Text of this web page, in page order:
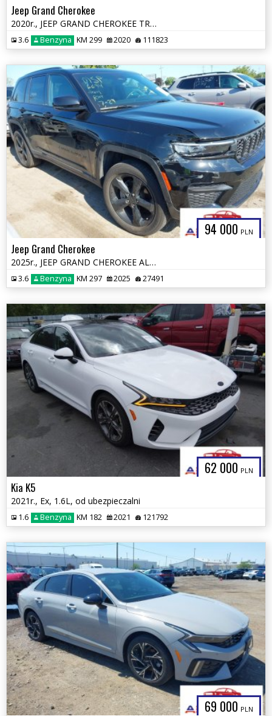
Jeep Grand Cherokee
2020r., JEEP GRAND CHEROKEE TRAILHAWK 4X4, 3.6L, od ubezpieczalni
3.6 Benzyna KM 299 2020 111823
94 000 PLN
Jeep Grand Cherokee
2025r., JEEP GRAND CHEROKEE ALTITUDE X 4X4, 3.6L, od ubezpieczalni
3.6 Benzyna KM 297 2025 27491
62 000 PLN
Kia K5
2021r., Ex, 1.6L, od ubezpieczalni
1.6 Benzyna KM 182 2021 121792
69 000 PLN